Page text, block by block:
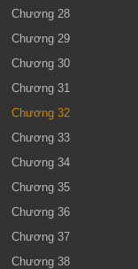
Chương 28
Chương 29
Chương 30
Chương 31
Chương 32
Chương 33
Chương 34
Chương 35
Chương 36
Chương 37
Chương 38